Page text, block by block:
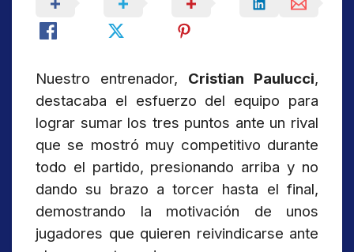
Nuestro entrenador, Cristian Paulucci,
destacaba el esfuerzo del equipo para
lograr sumar los tres puntos ante un rival
que se mostró muy competitivo durante
todo el partido, presionando arriba y no
dando su brazo a torcer hasta el final,
demostrando la motivación de unos
jugadores que quieren reivindicarse ante